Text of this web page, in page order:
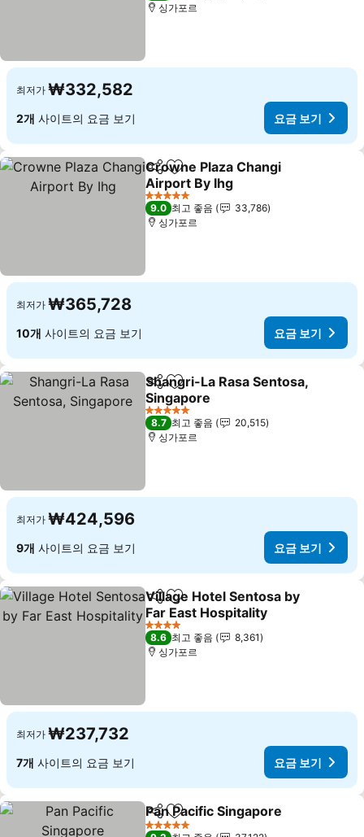
싱가포르
최저가 ₩332,582
2개 사이트의 요금 보기 요금 보기
공유 즐겨찾기에 추가
Crowne Plaza Changi
Airport By Ihg
요금 보기
5 성급
9.0 최고 좋음
33,786
싱가포르
최저가 ₩365,728
10개 사이트의 요금 보기 요금 보기
공유 즐겨찾기에 추가
Shangri-La Rasa Sentosa,
Singapore
요금 보기
5 성급
8.7 최고 좋음
20,515
싱가포르
최저가 ₩424,596
9개 사이트의 요금 보기 요금 보기
공유 즐겨찾기에 추가
Village Hotel Sentosa by
Far East Hospitality
요금 보기
4 성급
8.6 최고 좋음
8,361
싱가포르
최저가 ₩237,732
7개 사이트의 요금 보기 요금 보기
공유 즐겨찾기에 추가
Pan Pacific Singapore
5 성급